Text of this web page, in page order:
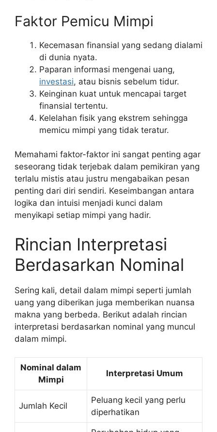
Faktor Pemicu Mimpi
Kecemasan finansial yang sedang dialami
di dunia nyata.
Paparan informasi mengenai uang,
investasi, atau bisnis sebelum tidur.
Keinginan kuat untuk mencapai target
finansial tertentu.
Kelelahan fisik yang ekstrem sehingga
memicu mimpi yang tidak teratur.
Memahami faktor-faktor ini sangat penting agar
seseorang tidak terjebak dalam pemikiran yang
terlalu mistis atau justru mengabaikan pesan
penting dari diri sendiri. Keseimbangan antara
logika dan intuisi menjadi kunci dalam
menyikapi setiap mimpi yang hadir.
Rincian Interpretasi
Berdasarkan Nominal
Sering kali, detail dalam mimpi seperti jumlah
uang yang diberikan juga memberikan nuansa
makna yang berbeda. Berikut adalah rincian
interpretasi berdasarkan nominal yang muncul
dalam mimpi.
Nominal dalam
Mimpi
Interpretasi Umum
Jumlah Kecil
Peluang kecil yang perlu
diperhatikan